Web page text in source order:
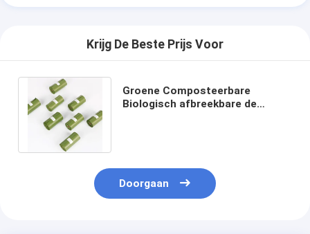
Krijg De Beste Prijs Voor
Groene Composteerbare
Biologisch afbreekbare de
Doorgaan